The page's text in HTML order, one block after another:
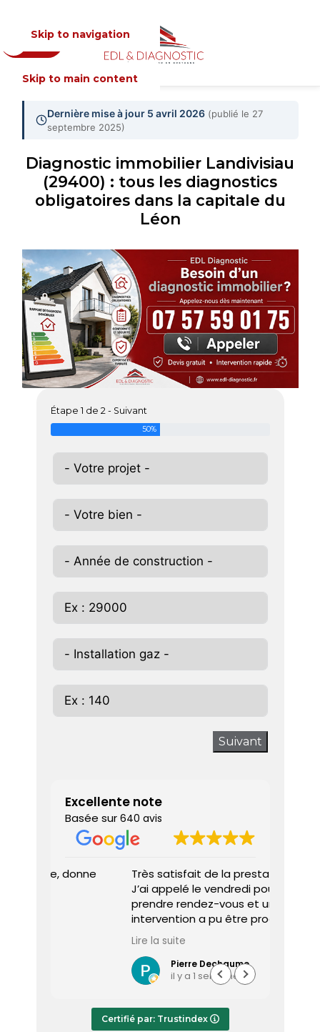
Skip to navigation
Skip to main content
MENU
Dernière mise à jour 5 avril 2026 (publié le 27
septembre 2025)
Diagnostic immobilier Landivisiau
(29400) : tous les diagnostics
obligatoires dans la capitale du
Léon
Étape 1 de 2 - Suivant
50%
Suivant
Excellente note
Basée sur 640 avis
Très satisfait de la prestation.
J’ai appelé le vendredi pour
prendre rendez-vous et une
intervention a pu être programmée
dès le lundi matin.
Le diagnostiqueur est arrivé à
l’heure, a été très professionnel,
efficace et a pris le temps de
Le rapport de diagnostic m’a été
transmis dès le lundi soir, ce qui est
Pierre Dechaume
il y a 1 semaine
Certifié par: Trustindex